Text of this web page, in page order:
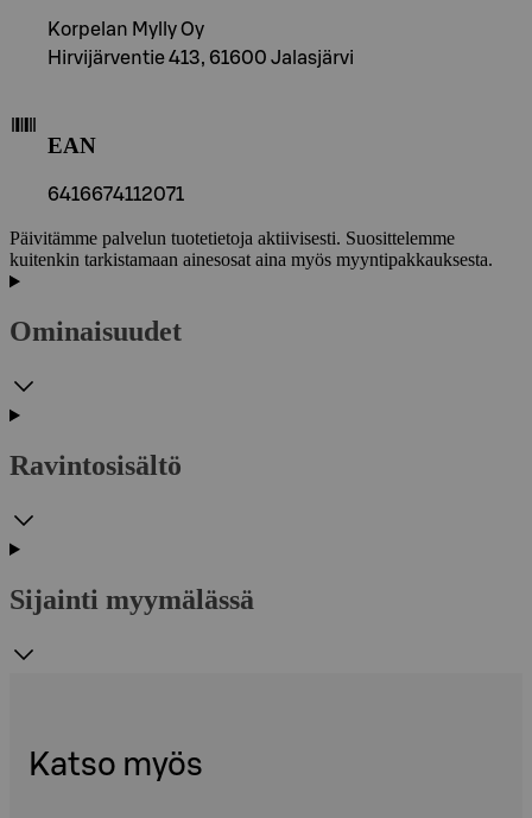
Korpelan Mylly Oy
Hirvijärventie 413, 61600 Jalasjärvi
EAN
6416674112071
Päivitämme palvelun tuotetietoja aktiivisesti. Suosittelemme
kuitenkin tarkistamaan ainesosat aina myös myyntipakkauksesta.
Ominaisuudet
Ravintosisältö
Sijainti myymälässä
Katso myös